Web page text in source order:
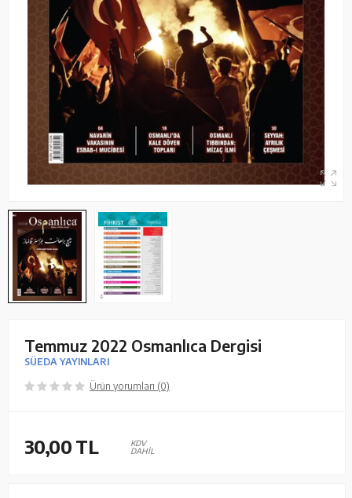
Temmuz 2022 Osmanlıca Dergisi
SÜEDA YAYINLARI
Ürün yorumları (0)
30,00TL
KDV
DAHİL